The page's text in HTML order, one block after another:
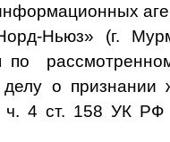
Ньюз» (г.
по
делу о признании
ч. 4 ст. 158 УК РФ